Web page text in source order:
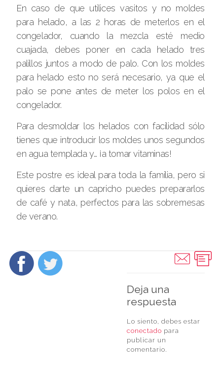
En caso de que utilices vasitos y no moldes
para helado, a las 2 horas de meterlos en el
congelador, cuando la mezcla esté medio
cuajada, debes poner en cada helado tres
palillos juntos a modo de palo. Con los moldes
para helado esto no será necesario, ya que el
palo se pone antes de meter los polos en el
congelador.
Para desmoldar los helados con facilidad sólo
tienes que introducir los moldes unos segundos
en agua templada y… ¡a tomar vitaminas!
Este postre es ideal para toda la familia, pero si
quieres darte un capricho puedes prepararlos
de café y nata, perfectos para las sobremesas
de verano.
Deja una
respuesta
Lo siento, debes estar
conectado para
publicar un
comentario.